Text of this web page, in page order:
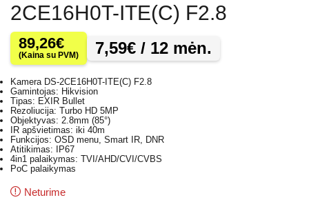
2CE16H0T-ITE(C) F2.8
89,26€
(Kaina su PVM) 7,59€ / 12 mėn.
Kamera DS-2CE16H0T-ITE(C) F2.8
Gamintojas: Hikvision
Tipas: EXIR Bullet
Rezoliucija: Turbo HD 5MP
Objektyvas: 2.8mm (85°)
IR apšvietimas: iki 40m
Funkcijos: OSD menu, Smart IR, DNR
Atitikimas: IP67
4in1 palaikymas: TVI/AHD/CVI/CVBS
PoC palaikymas
Neturime